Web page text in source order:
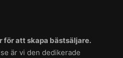
för att skapa bästsäljare.
är vi den dedikerade